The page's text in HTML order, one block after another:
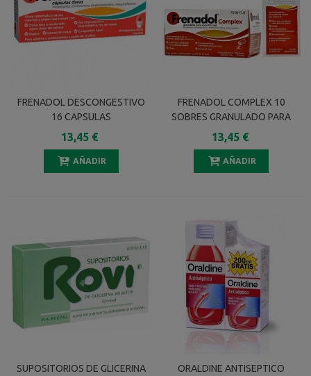
FRENADOL DESCONGESTIVO
16 CAPSULAS
13,45 €
AÑADIR
FRENADOL COMPLEX 10
SOBRES GRANULADO PARA
SOLUCION ORAL
13,45 €
AÑADIR
SUPOSITORIOS DE GLICERINA
ORALDINE ANTISEPTICO